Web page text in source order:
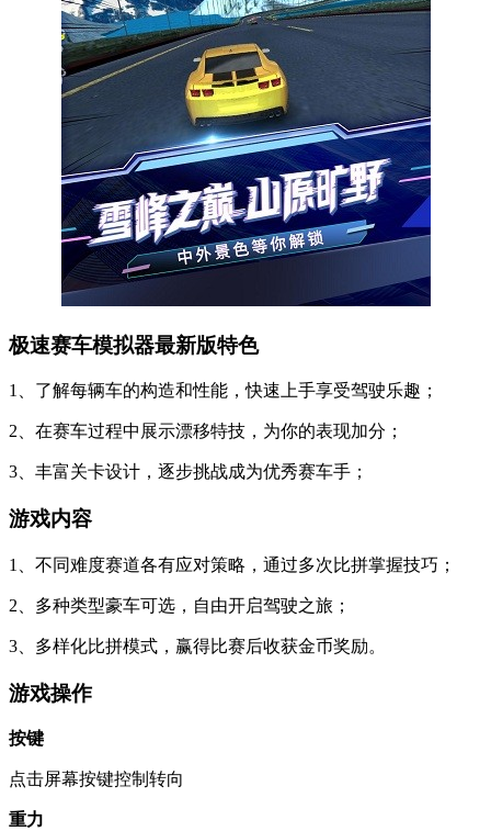
极速赛车模拟器最新版特色
1、了解每辆车的构造和性能，快速上手享受驾驶乐趣；
2、在赛车过程中展示漂移特技，为你的表现加分；
3、丰富关卡设计，逐步挑战成为优秀赛车手；
游戏内容
1、不同难度赛道各有应对策略，通过多次比拼掌握技巧；
2、多种类型豪车可选，自由开启驾驶之旅；
3、多样化比拼模式，赢得比赛后收获金币奖励。
游戏操作
按键
点击屏幕按键控制转向
重力